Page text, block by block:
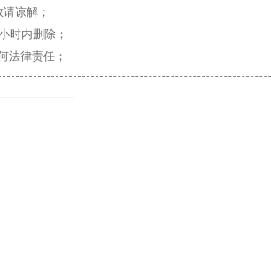
谅解；
时内删除；
法律责任；